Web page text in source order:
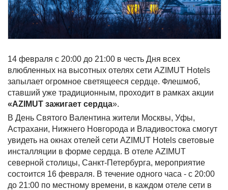
14 февраля с 20:00 до 21:00 в честь Дня всех
влюбленных на высотных отелях сети AZIMUT Hotels
запылает огромное светящееся сердце. Флешмоб,
ставший уже традиционным, проходит в рамках акции
«AZIMUT зажигает сердца».
В День Святого Валентина жители Москвы, Уфы,
Астрахани, Нижнего Новгорода и Владивостока смогут
увидеть на окнах отелей сети AZIMUT Hotels световые
инсталляции в форме сердца. В отеле AZIMUT
северной столицы, Санкт-Петербурга, мероприятие
состоится 16 февраля. В течение одного часа - с 20:00
до 21:00 по местному времени, в каждом отеле сети в